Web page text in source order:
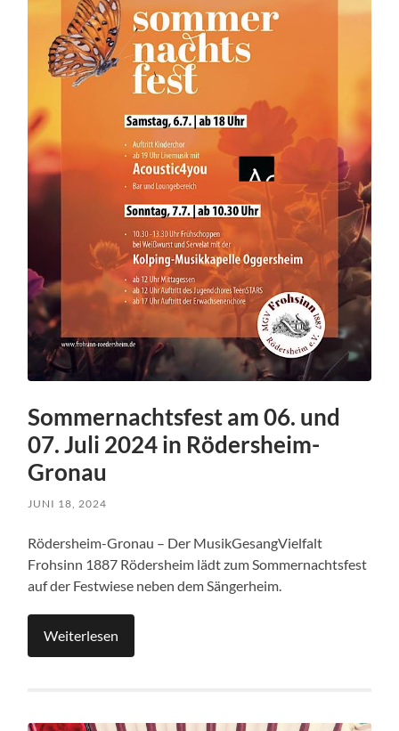
Sommernachtsfest am 06. und
07. Juli 2024 in Rödersheim-
Gronau
JUNI 18, 2024
Rödersheim-Gronau – Der MusikGesangVielfalt
Frohsinn 1887 Rödersheim lädt zum Sommernachtsfest
auf der Festwiese neben dem Sängerheim.
Weiterlesen